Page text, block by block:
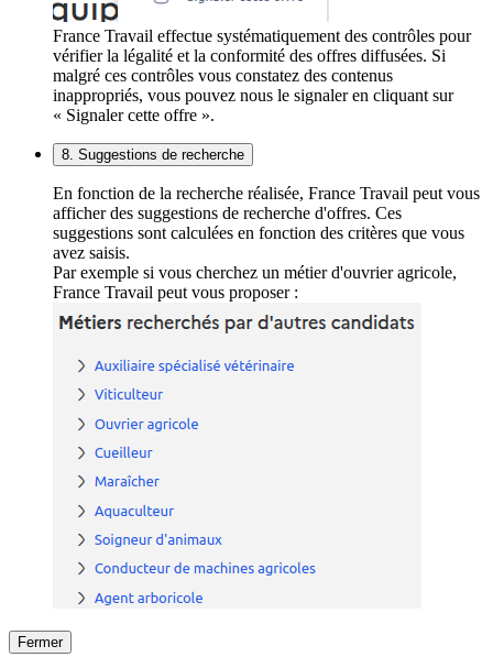
France Travail effectue systématiquement des contrôles pour
vérifier la légalité et la conformité des offres diffusées. Si
malgré ces contrôles vous constatez des contenus
inappropriés, vous pouvez nous le signaler en cliquant sur
« Signaler cette offre ».
8. Suggestions de recherche
En fonction de la recherche réalisée, France Travail peut vous
afficher des suggestions de recherche d'offres. Ces
suggestions sont calculées en fonction des critères que vous
avez saisis.
Par exemple si vous cherchez un métier d'ouvrier agricole,
France Travail peut vous proposer :
Fermer